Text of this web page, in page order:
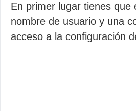
En primer lugar tienes que
nombre de usuario y una
acceso a la configuración